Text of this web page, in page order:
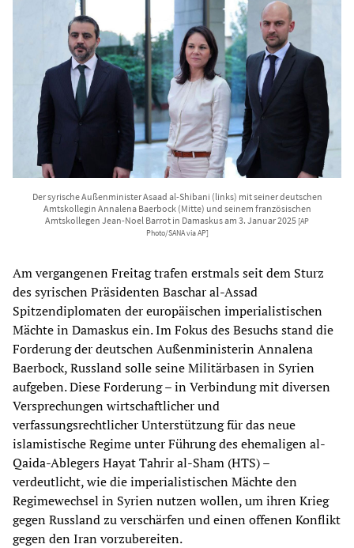
Der syrische Außenminister Asaad al-Shibani (links) mit seiner deutschen
Amtskollegin Annalena Baerbock (Mitte) und seinem französischen
Amtskollegen Jean-Noel Barrot in Damaskus am 3. Januar 2025 [AP
Photo/SANA via AP]
Am vergangenen Freitag trafen erstmals seit dem Sturz
des syrischen Präsidenten Baschar al-Assad
Spitzendiplomaten der europäischen imperialistischen
Mächte in Damaskus ein. Im Fokus des Besuchs stand die
Forderung der deutschen Außenministerin Annalena
Baerbock, Russland solle seine Militärbasen in Syrien
aufgeben. Diese Forderung – in Verbindung mit diversen
Versprechungen wirtschaftlicher und
verfassungsrechtlicher Unterstützung für das neue
islamistische Regime unter Führung des ehemaligen al-
Qaida-Ablegers Hayat Tahrir al-Sham (HTS) –
verdeutlicht, wie die imperialistischen Mächte den
Regimewechsel in Syrien nutzen wollen, um ihren Krieg
gegen Russland zu verschärfen und einen offenen Konflikt
gegen den Iran vorzubereiten.